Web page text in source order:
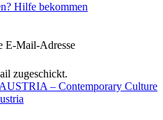
Hilfe bekommen
E-Mail-Adresse
zugeschickt.
– Contemporary Culture